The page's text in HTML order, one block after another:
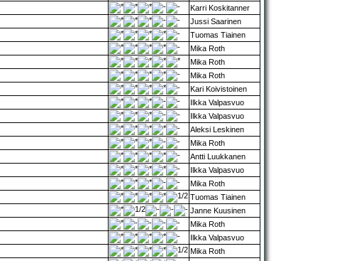
Karri Koskitanner
Jussi Saarinen
Tuomas Tiainen
Mika Roth
Mika Roth
Mika Roth
Kari Koivistoinen
Ilkka Valpasvuo
Ilkka Valpasvuo
Aleksi Leskinen
Mika Roth
Antti Luukkanen
Ilkka Valpasvuo
Mika Roth
Tuomas Tiainen
Janne Kuusinen
Mika Roth
Ilkka Valpasvuo
Mika Roth